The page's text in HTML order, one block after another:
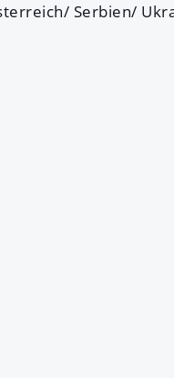
Serbien/